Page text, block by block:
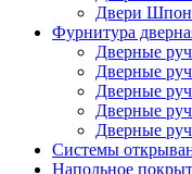
Двери
Фурнитура
Дверные
Дверные
Дверные
Дверные
Дверные
Системы
Напольное